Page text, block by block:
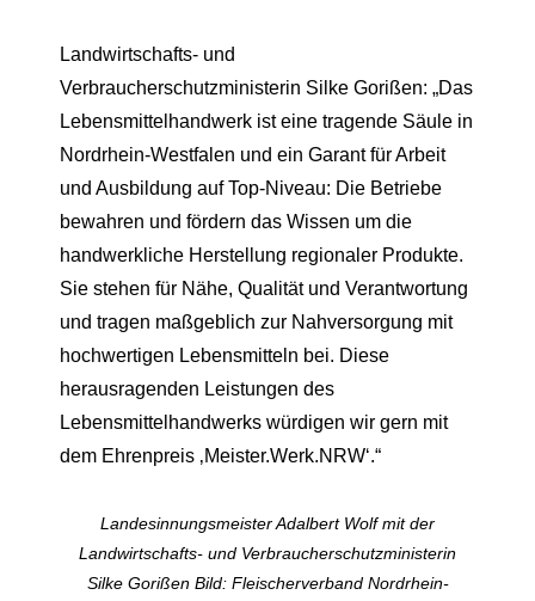
Landwirtschafts- und
Verbraucherschutzministerin Silke Gorißen: „Das
Lebensmittelhandwerk ist eine tragende Säule in
Nordrhein-Westfalen und ein Garant für Arbeit
und Ausbildung auf Top-Niveau: Die Betriebe
bewahren und fördern das Wissen um die
handwerkliche Herstellung regionaler Produkte.
Sie stehen für Nähe, Qualität und Verantwortung
und tragen maßgeblich zur Nahversorgung mit
hochwertigen Lebensmitteln bei. Diese
herausragenden Leistungen des
Lebensmittelhandwerks würdigen wir gern mit
dem Ehrenpreis ‚Meister.Werk.NRW‘.“
Landesinnungsmeister Adalbert Wolf mit der
Landwirtschafts- und Verbraucherschutzministerin
Silke Gorißen Bild: Fleischerverband Nordrhein-